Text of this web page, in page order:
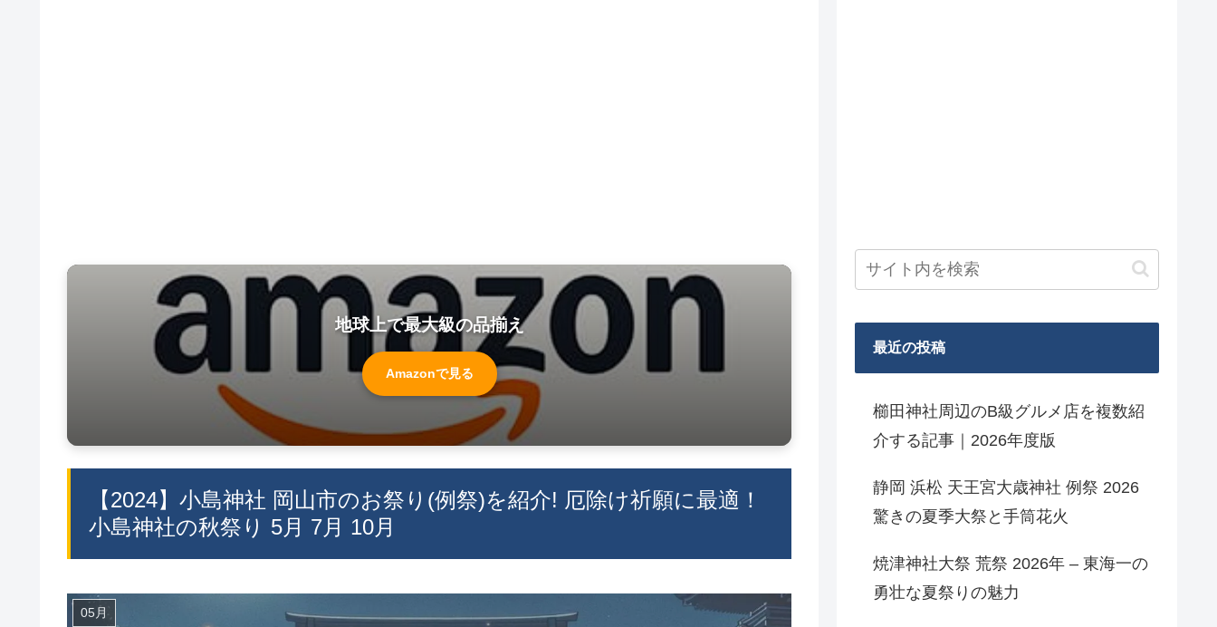
地球上で最大級の品揃え
Amazonで見る
【2024】小島神社 岡山市のお祭り(例祭)を紹介! 厄除け祈願に最適！
小島神社の秋祭り 5月 7月 10月
05月
最近の投稿
櫛田神社周辺のB級グルメ店を複数紹
介する記事｜2026年度版
静岡 浜松 天王宮大歳神社 例祭 2026
驚きの夏季大祭と手筒花火
焼津神社大祭 荒祭 2026年 – 東海一の
勇壮な夏祭りの魅力